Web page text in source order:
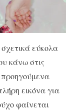
εύκολα
κάνω στις
εικόνα για
φαίνεται